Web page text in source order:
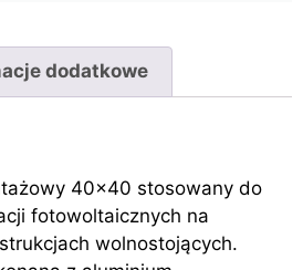
dodatkowe
40×40 stosowany do
fotowoltaicznych na
wolnostojących.